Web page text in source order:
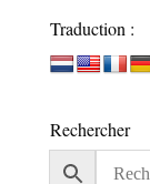
Traduction :
Rechercher